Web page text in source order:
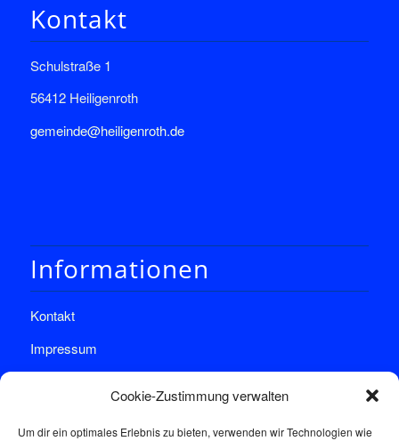
Cookie-Zustimmung verwalten
Um dir ein optimales Erlebnis zu bieten, verwenden wir Technologien wie
Kontakt
Schulstraße 1
56412 Heiligenroth
gemeinde@heiligenroth.de
Informationen
Kontakt
Impressum